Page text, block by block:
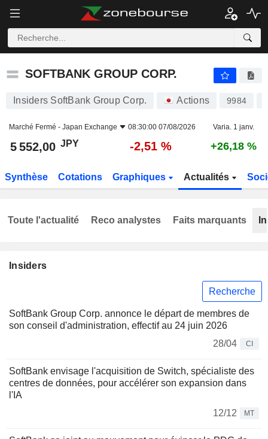
SOFTBANK GROUP CORP.
SOFTBANK GROUP CORP.
Insiders SoftBank Group Corp. Actions 9984
Marché Fermé - Japan Exchange 08:30:00 07/08/2026 Varia. 1 janv.
5 552,00 JPY -2,51 % +26,18 %
Synthèse Cotations Graphiques Actualités
Insiders
Recherche
SoftBank Group Corp. annonce le départ de membres de
son conseil d'administration, effectif au 24 juin 2026
28/04
CI
SoftBank envisage l'acquisition de Switch, spécialiste des
centres de données, pour accélérer son expansion dans
l'IA
12/12
MT
Toute l'actualité Reco analystes Faits marquants